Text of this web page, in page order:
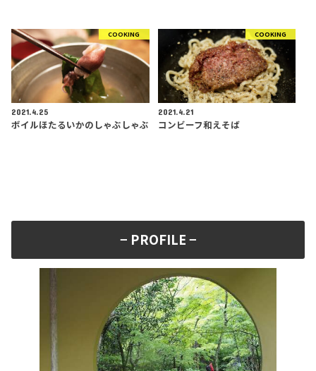
COOKING
2021.4.25
ボイルほたるいかのしゃぶしゃぶ
COOKING
2021.4.21
コンビーフ和えそば
− PROFILE −